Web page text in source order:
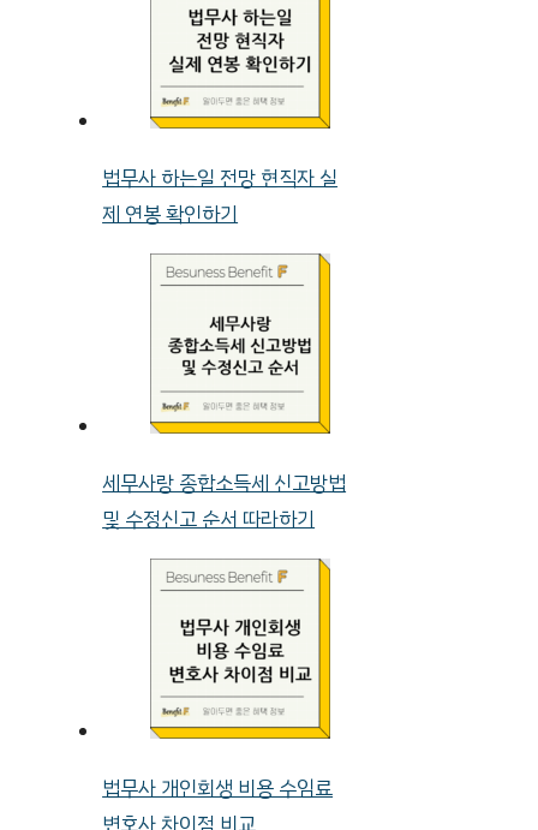
법무사 하는일 전망 현직자 실
제 연봉 확인하기
세무사랑 종합소득세 신고방법
및 수정신고 순서 따라하기
법무사 개인회생 비용 수임료